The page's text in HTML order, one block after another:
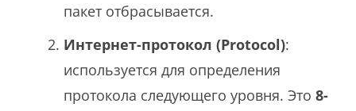
пакет отбрасывается.
Интернет-протокол (Protocol):
используется для определения
протокола следующего уровня. Это 8-